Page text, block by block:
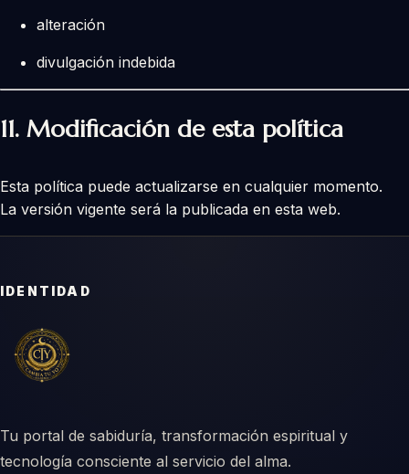
alteración
divulgación indebida
11. Modificación de esta política
Esta política puede actualizarse en cualquier momento.
La versión vigente será la publicada en esta web.
IDENTIDAD
Tu portal de sabiduría, transformación espiritual y
tecnología consciente al servicio del alma.